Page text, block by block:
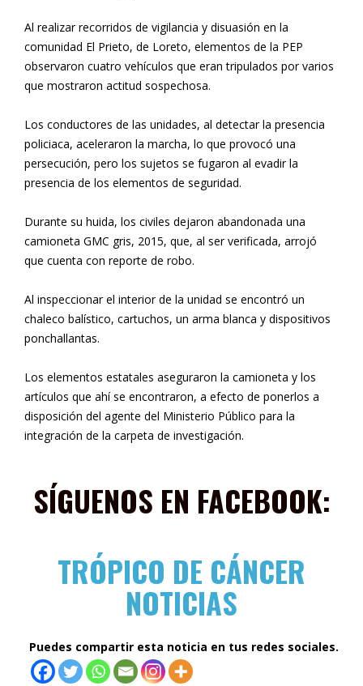
Al realizar recorridos de vigilancia y disuasión en la
comunidad El Prieto, de Loreto, elementos de la PEP
observaron cuatro vehículos que eran tripulados por varios
que mostraron actitud sospechosa.
Los conductores de las unidades, al detectar la presencia
policiaca, aceleraron la marcha, lo que provocó una
persecución, pero los sujetos se fugaron al evadir la
presencia de los elementos de seguridad.
Durante su huida, los civiles dejaron abandonada una
camioneta GMC gris, 2015, que, al ser verificada, arrojó
que cuenta con reporte de robo.
Al inspeccionar el interior de la unidad se encontró un
chaleco balístico, cartuchos, un arma blanca y dispositivos
ponchallantas.
Los elementos estatales aseguraron la camioneta y los
artículos que ahí se encontraron, a efecto de ponerlos a
disposición del agente del Ministerio Público para la
integración de la carpeta de investigación.
SÍGUENOS EN FACEBOOK:
TRÓPICO DE CÁNCER
NOTICIAS
Puedes compartir esta noticia en tus redes sociales.